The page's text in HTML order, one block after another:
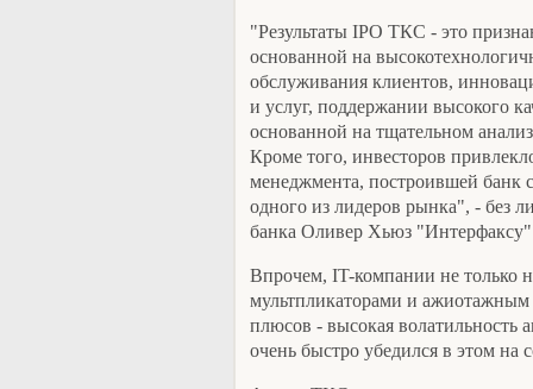
"Результаты IPO ТКС - это
основанной на
обслуживания клиентов,
и услуг, поддержании высокого
основанной на тщательном
Кроме того, инвесторов
менеджмента, построившей банк
одного из лидеров рынка", - без
банка Оливер Хьюз
Впрочем, IT-компании не только
мультпликаторами и ажиотажным
плюсов - высокая
очень быстро убедился в этом на